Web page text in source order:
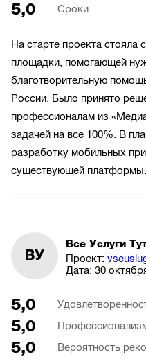
5,0 Сроки
На старте проекта стояла
площадки, помогающей
благотворительную
России. Было принято
профессионалам из
задачей на все 100%. В
разработку мобильных
существующей платформы.
ВУ
Все Услуги
Проект:
Дата: 30
5,0
5,0
5,0 Вероятность